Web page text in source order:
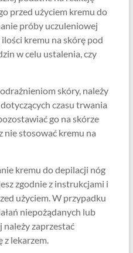
przed użyciem kremu do
próby uczuleniowej
kremu na skórę pod
w celu ustalenia, czy
skóry, należy
czasu trwania
go na skórze
nie stosować kremu na
kremu do depilacji nóg
zgodnie z instrukcjami i
użyciem. W przypadku
niepożądanych lub
należy zaprzestać
lekarzem.